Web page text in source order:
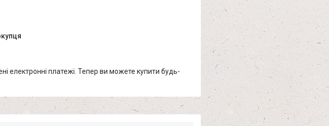
електронні платежі. Тепер ви можете купити будь-